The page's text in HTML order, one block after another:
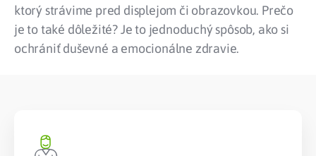
ktorý strávime pred displejom či obrazovkou. Prečo
je to také dôležité? Je to jednoduchý spôsob, ako si
ochrániť duševné a emocionálne zdravie.